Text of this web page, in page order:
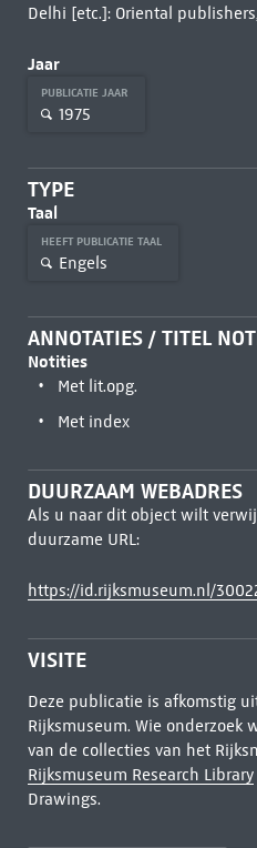
Delhi [etc.]: Oriental
Jaar
PUBLICATIE JAAR
1975
TYPE
Taal
HEEFT PUBLICATIE TAAL
Engels
ANNOTATIES / TITEL
Notities
Met lit.opg.
Met index
DUURZAAM WEBADRES
Als u naar dit object wilt
duurzame URL:
https://id.rijksmuseum.nl/
VISITE
Deze publicatie is afkomstig
Rijksmuseum. Wie onderzoek
van de collecties van het
Rijksmuseum Research Library
Drawings.